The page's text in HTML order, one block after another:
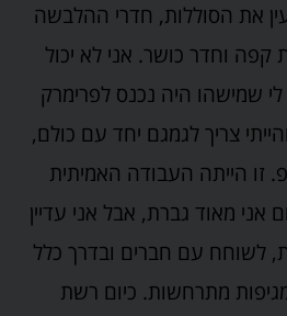
את הסוללות, חדרי ההלבשה
וחדר כושר. אני לא יכול
לי שמישהו היה נכנס לפרימרק
צריך לגמגם יחד עם כולם,
זו הייתה העבודה האמיתית
אני מאוד גברת, אבל אני עדיין
לשוחח עם חברים ובדרך כלל
מתרחשות. כיום רשת